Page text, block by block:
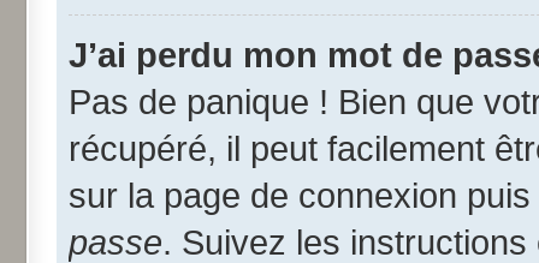
J’ai perdu mon mot de
Pas de panique ! Bien que
récupéré, il peut facilement
sur la page de connexion
passe. Suivez les